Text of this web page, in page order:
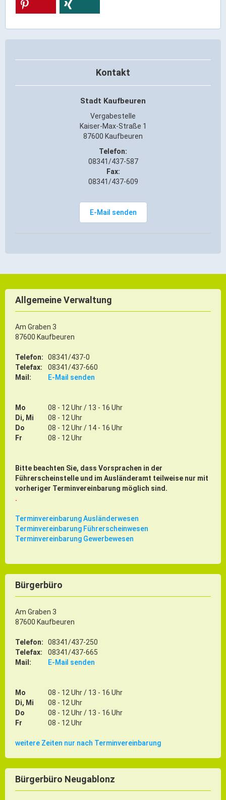
Bildung & Erziehung
Familie & Gleichstellung
Stadtgeschichte & -teile
Freizeiteinrichtungen
Veranstaltungsräume
Willkommen in der Altstadt
ÖPNV
Engagement, Ehrenamt & Vereine
Gesundheit
Integration & Vielfalt
Kultur
Wirtschaft & Handel
Einzelhandel & aktive Innenstadt
Tourismus- & Stadtmarketing
Kontakt
Stadt Kaufbeuren
Vergabestelle
Kaiser-Max-Straße 1
87600 Kaufbeuren
Telefon:
08341/437-587
Fax:
08341/437-609
E-Mail senden
Allgemeine Verwaltung
Am Graben 3
87600 Kaufbeuren
Telefon:
08341/437-0
Telefax:
08341/437-660
Mail:
E-Mail senden
Mo
08 - 12 Uhr / 13 - 16 Uhr
Di, Mi
08 - 12 Uhr
Do
08 - 12 Uhr / 14 - 16 Uhr
Fr
08 - 12 Uhr
Bitte beachten Sie, dass Vorsprachen in der
Führerscheinstelle und im Ausländeramt teilweise nur mit
vorheriger Terminvereinbarung möglich sind.
.
Terminvereinbarung Ausländerwesen
Terminvereinbarung Führerscheinwesen
Terminvereinbarung Gewerbewesen
Bürgerbüro
Am Graben 3
87600 Kaufbeuren
Telefon:
08341/437-250
Telefax:
08341/437-665
Mail:
E-Mail senden
Mo
08 - 12 Uhr / 13 - 16 Uhr
Di, Mi
08 - 12 Uhr
Do
08 - 12 Uhr / 13 - 16 Uhr
Fr
08 - 12 Uhr
weitere Zeiten nur nach Terminvereinbarung
Bürgerbüro Neugablonz